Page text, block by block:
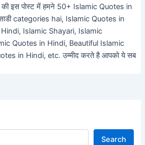
इस पोस्ट में हमने 50+ Islamic Quotes in
categories hai, Islamic Quotes in
Islamic Shayari, Islamic
Quotes in Hindi, Beautiful Islamic
in Hindi, etc. उम्मीद करते है आपको ये सब
Search